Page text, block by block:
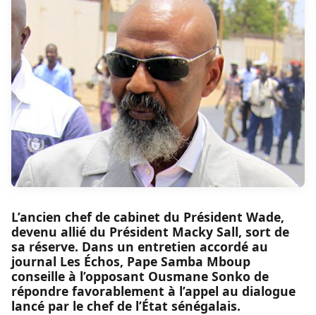
L’ancien chef de cabinet du Président Wade,
devenu allié du Président Macky Sall, sort de
sa réserve. Dans un entretien accordé au
journal Les Échos, Pape Samba Mboup
conseille à l’opposant Ousmane Sonko de
répondre favorablement à l’appel au dialogue
lancé par le chef de l’État sénégalais.